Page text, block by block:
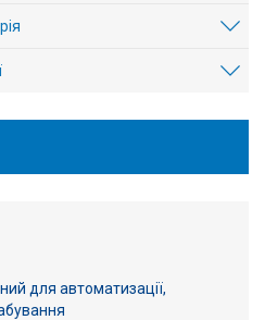
для автоматизації,